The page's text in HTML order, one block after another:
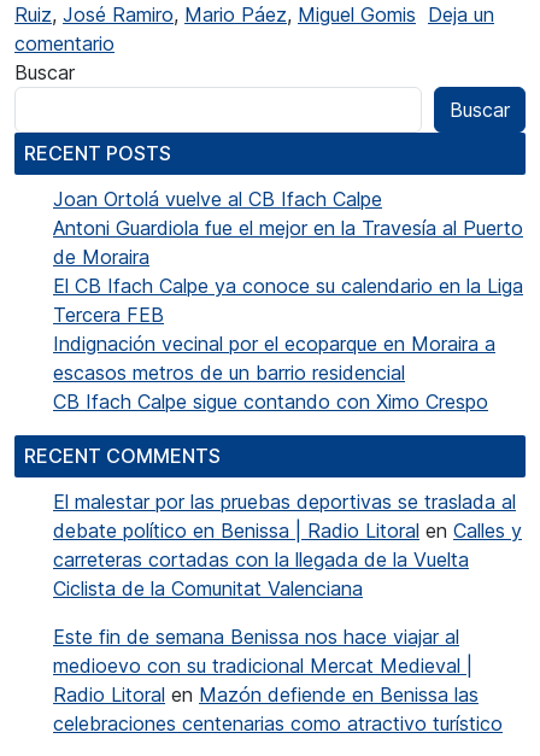
Ruiz, José Ramiro, Mario Páez, Miguel Gomis Deja un
comentario
Buscar
Buscar
RECENT POSTS
Joan Ortolá vuelve al CB Ifach Calpe
Antoni Guardiola fue el mejor en la Travesía al Puerto
de Moraira
El CB Ifach Calpe ya conoce su calendario en la Liga
Tercera FEB
Indignación vecinal por el ecoparque en Moraira a
escasos metros de un barrio residencial
CB Ifach Calpe sigue contando con Ximo Crespo
RECENT COMMENTS
El malestar por las pruebas deportivas se traslada al
debate político en Benissa | Radio Litoral en Calles y
carreteras cortadas con la llegada de la Vuelta
Ciclista de la Comunitat Valenciana
Este fin de semana Benissa nos hace viajar al
medioevo con su tradicional Mercat Medieval |
Radio Litoral en Mazón defiende en Benissa las
celebraciones centenarias como atractivo turístico